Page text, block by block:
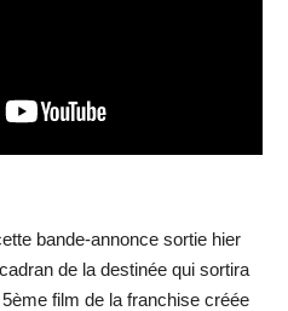
bande-annonce sortie hier
de la destinée qui sortira
film de la franchise créée